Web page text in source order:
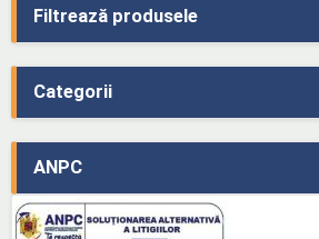
Filtrează produsele
Categorii
ANPC